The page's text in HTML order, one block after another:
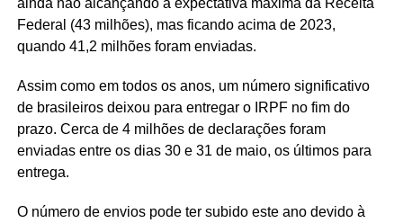
Federal (43 milhões), mas ficando acima de 2023,
quando 41,2 milhões foram enviadas.
Assim como em todos os anos, um número significativo
de brasileiros deixou para entregar o IRPF no fim do
prazo. Cerca de 4 milhões de declarações foram
enviadas entre os dias 30 e 31 de maio, os últimos para
entrega.
O número de envios pode ter subido este ano devido à